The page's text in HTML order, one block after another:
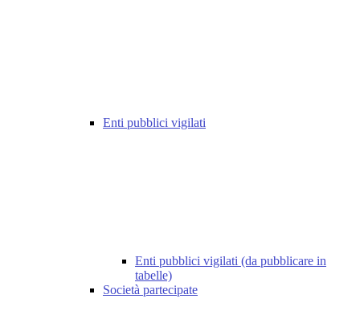
Enti pubblici vigilati
Enti pubblici vigilati (da pubblicare in
tabelle)
Società partecipate